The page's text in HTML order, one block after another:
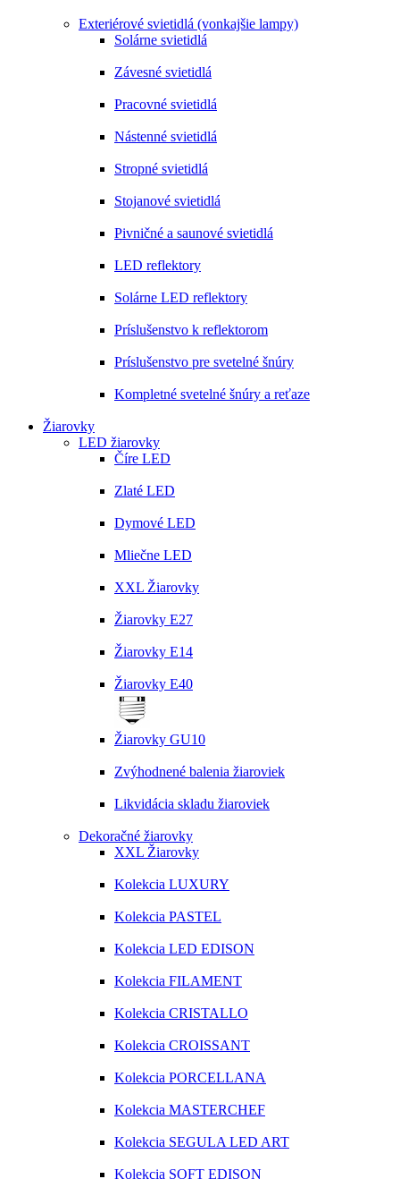
Exteriérové svietidlá (vonkajšie lampy)
Solárne svietidlá
Závesné svietidlá
Pracovné svietidlá
Nástenné svietidlá
Stropné svietidlá
Stojanové svietidlá
Pivničné a saunové svietidlá
LED reflektory
Solárne LED reflektory
Príslušenstvo k reflektorom
Príslušenstvo pre svetelné šnúry
Kompletné svetelné šnúry a reťaze
Žiarovky
LED žiarovky
Číre LED
Zlaté LED
Dymové LED
Mliečne LED
XXL Žiarovky
Žiarovky E27
Žiarovky E14
Žiarovky E40
Žiarovky GU10
Zvýhodnené balenia žiaroviek
Likvidácia skladu žiaroviek
Dekoračné žiarovky
XXL Žiarovky
Kolekcia LUXURY
Kolekcia PASTEL
Kolekcia LED EDISON
Kolekcia FILAMENT
Kolekcia CRISTALLO
Kolekcia CROISSANT
Kolekcia PORCELLANA
Kolekcia MASTERCHEF
Kolekcia SEGULA LED ART
Kolekcia SOFT EDISON